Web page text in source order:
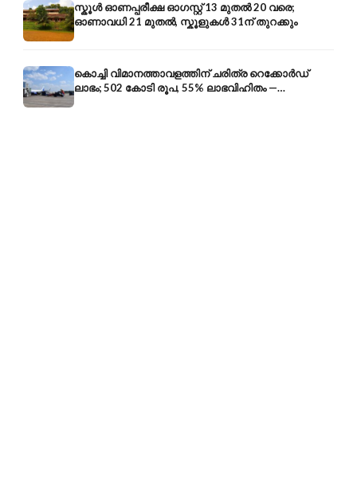
സ്കൂൾ ഓണപ്പരീക്ഷ ഓഗസ്റ്റ് 13 മുതൽ 20 വരെ;
ഓണാവധി 21 മുതൽ, സ്കൂളുകൾ 31ന് തുറക്കും
കൊച്ചി വിമാനത്താവളത്തിന് ചരിത്ര റെക്കോർഡ്
ലാഭം; 502 കോടി രൂപ, 55% ലാഭവിഹിതം —
കൺസൾട്ടൻസി രംഗത്തേക്കും